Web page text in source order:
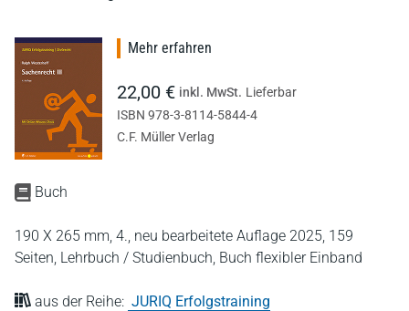
Buch
190 X 265 mm, 4., neu bearbeitete Auflage 2025, 159
Seiten, Lehrbuch / Studienbuch, Buch flexibler Einband
aus der Reihe: JURIQ Erfolgstraining
Mehr erfahren
22,00 € inkl. MwSt. Lieferbar
ISBN 978-3-8114-5844-4
C.F. Müller Verlag